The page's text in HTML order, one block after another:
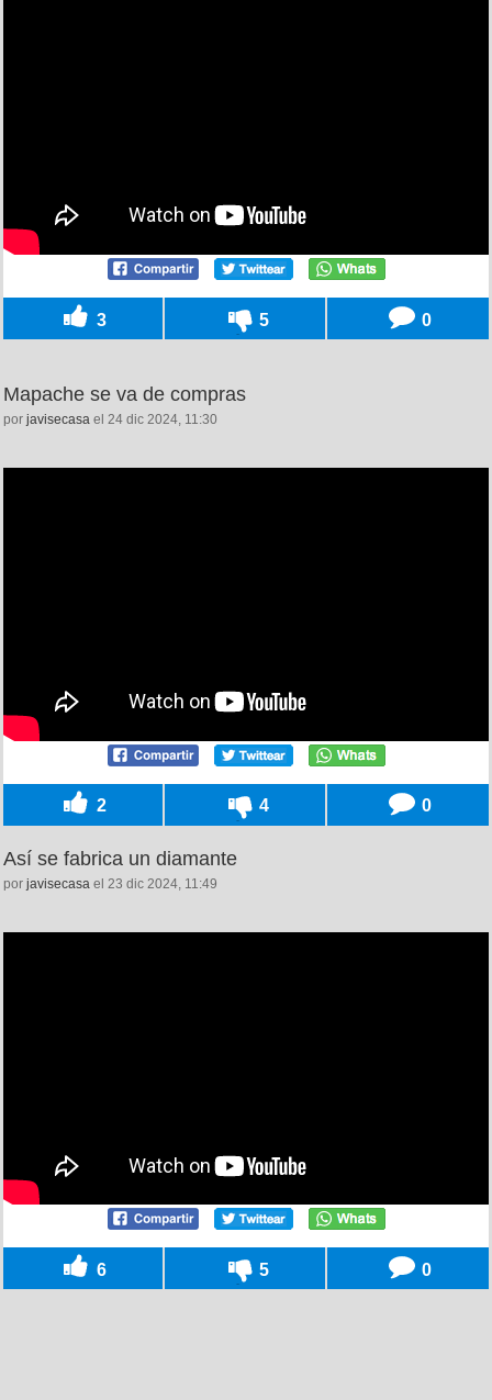
3 5 0
Mapache se va de compras
por javisecasa el 24 dic 2024, 11:30
2 4 0
Así se fabrica un diamante
por javisecasa el 23 dic 2024, 11:49
6 5 0